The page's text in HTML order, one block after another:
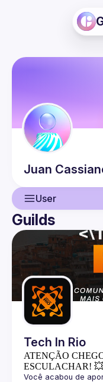
Juan
User
User
Events
Guilds
Guilds
Tech In Rio
ATENÇÃO
ESCULACHAR!
Você acabou de